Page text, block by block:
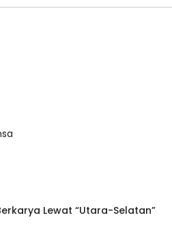
Lewat “Utara-Selatan”